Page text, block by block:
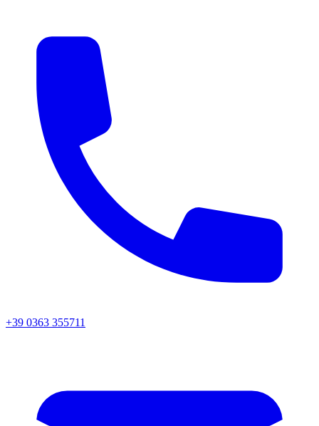
+39 0363 355711